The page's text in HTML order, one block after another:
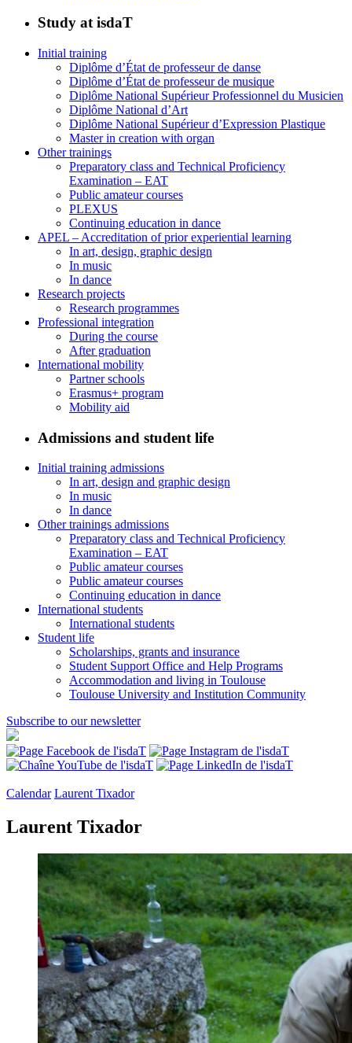
Study at isdaT
Initial training
Diplôme d’État de professeur de danse
Diplôme d’État de professeur de musique
Diplôme National Supérieur Professionnel du Musicien
Diplôme National d’Art
Diplôme National Supérieur d’Expression Plastique
Master in creation with organ
Other trainings
Preparatory class and Technical Proficiency
Examination – EAT
Public amateur courses
PLEXUS
Continuing education in dance
APEL – Accreditation of prior experiential learning
In art, design, graphic design
In music
In dance
Research projects
Research programmes
Professional integration
During the course
After graduation
International mobility
Partner schools
Erasmus+ program
Mobility aid
Admissions and student life
Initial training admissions
In art, design and graphic design
In music
In dance
Other trainings admissions
Preparatory class and Technical Proficiency
Examination – EAT
Public amateur courses
Public amateur courses
Continuing education in dance
International students
International students
Student life
Scholarships, grants and insurance
Student Support Office and Help Programs
Accommodation and living in Toulouse
Toulouse University and Institution Community
Subscribe to our newsletter
Calendar Laurent Tixador
Laurent Tixador